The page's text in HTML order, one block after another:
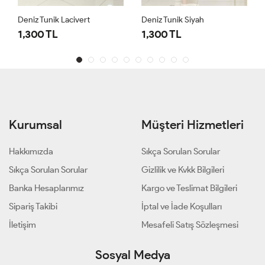
Deniz Tunik Lacivert
1,300 TL
Deniz Tunik Siyah
1,300 TL
Kurumsal
Hakkımızda
Sıkça Sorulan Sorular
Banka Hesaplarımız
Sipariş Takibi
İletişim
Müşteri Hizmetleri
Sıkça Sorulan Sorular
Gizlilik ve Kvkk Bilgileri
Kargo ve Teslimat Bilgileri
İptal ve İade Koşulları
Mesafeli Satış Sözleşmesi
Sosyal Medya